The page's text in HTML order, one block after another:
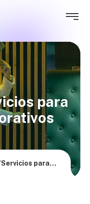
para
eventos corporativos"